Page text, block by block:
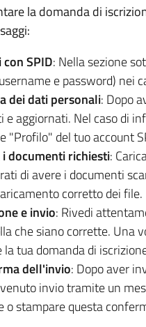
la domanda di
con SPID: Nella sezione
e password) nei
dei dati personali: Dopo
e aggiornati. Nel caso di
"Profilo" del tuo account
documenti richiesti:
di avere i documenti
corretto dei file.
e invio: Rivedi
che siano corrette. Una
la tua domanda di
dell'invio: Dopo aver
invio tramite un
o stampare questa